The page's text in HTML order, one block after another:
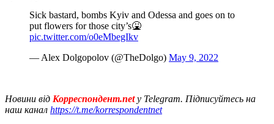
Sick bastard, bombs Kyiv and Odessa and goes on to
put flowers for those city’s🤮
pic.twitter.com/o0eMbegIkv
— Alex Dolgopolov (@TheDolgo) May 9, 2022
Новини від Корреспондент.netу Telegram. Підписуйтесь на
наш канал https://t.me/korrespondentnet